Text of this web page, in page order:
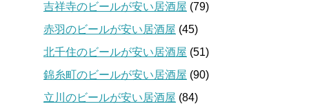
吉祥寺のビールが安い居酒屋 (79)
赤羽のビールが安い居酒屋 (45)
北千住のビールが安い居酒屋 (51)
錦糸町のビールが安い居酒屋 (90)
立川のビールが安い居酒屋 (84)